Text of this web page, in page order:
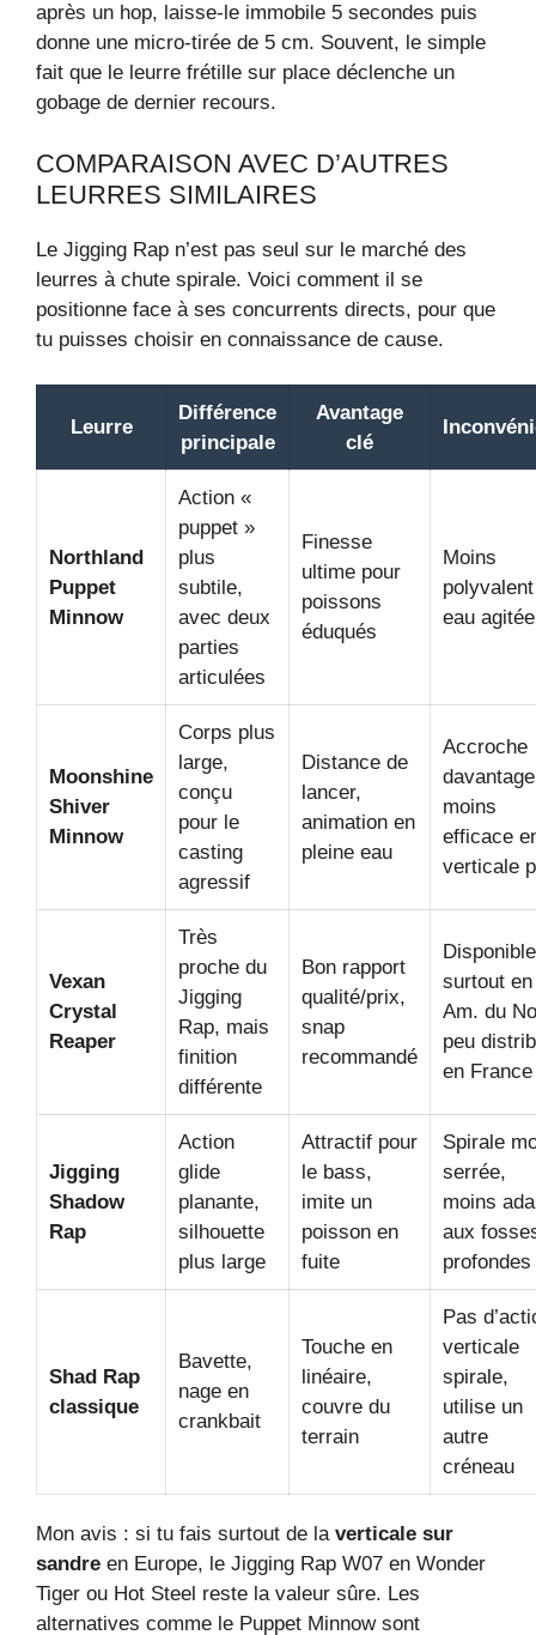
après un hop, laisse-le immobile 5 secondes puis
donne une micro-tirée de 5 cm. Souvent, le simple
fait que le leurre frétille sur place déclenche un
gobage de dernier recours.
COMPARAISON AVEC D’AUTRES
LEURRES SIMILAIRES
Le Jigging Rap n’est pas seul sur le marché des
leurres à chute spirale. Voici comment il se
positionne face à ses concurrents directs, pour que
tu puisses choisir en connaissance de cause.
Leurre
Différence
principale
Avantage
clé
Northland
Puppet
Minnow
Action «
puppet »
plus
subtile,
avec deux
parties
articulées
Finesse
ultime pour
poissons
éduqués
Moins
eau agitée
Moonshine
Shiver
Minnow
Corps plus
large,
conçu
pour le
casting
agressif
Distance de
lancer,
animation en
pleine eau
Accroche
moins
efficace
verticale
Vexan
Crystal
Reaper
Très
proche du
Jigging
Rap, mais
finition
différente
Bon rapport
qualité/prix,
snap
recommandé
Disponible
surtout en
Am. du
peu
en France
Jigging
Shadow
Rap
Action
glide
planante,
silhouette
plus large
Attractif pour
le bass,
imite un
poisson en
fuite
Spirale
serrée,
moins
aux
profondes
Shad Rap
classique
Bavette,
nage en
crankbait
Touche en
linéaire,
couvre du
terrain
Pas
verticale
spirale,
utilise un
autre
créneau
Mon avis : si tu fais surtout de la verticale sur
sandre en Europe, le Jigging Rap W07 en Wonder
Tiger ou Hot Steel reste la valeur sûre. Les
alternatives comme le Puppet Minnow sont